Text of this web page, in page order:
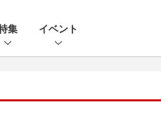
集 イベント